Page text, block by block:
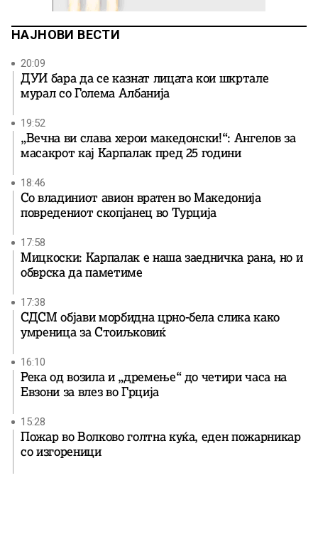
НАЈНОВИ ВЕСТИ
20:09
ДУИ бара да се казнат лицата кои шкртале
мурал со Голема Албанија
19:52
„Вечна ви слава херои македонски!“: Ангелов за
масакрот кај Карпалак пред 25 години
18:46
Со владиниот авион вратен во Македонија
повредениот скопјанец во Турција
17:58
Мицкоски: Карпалак е наша заедничка рана, но и
обврска да паметиме
17:38
СДСМ објави морбидна црно-бела слика како
умреница за Стоиљковиќ
16:10
Река од возила и „дремење“ до четири часа на
Евзони за влез во Грција
15:28
Пожар во Волково голтна куќа, еден пожарникар
со изгореници